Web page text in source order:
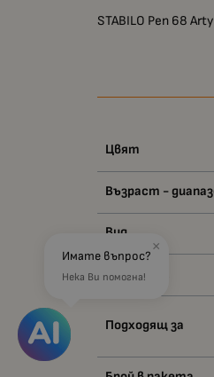
STABILO Pen 68
Цвят
Възраст -
Вид
Материал
Подходящ за
×
Имате въпрос?
Нека Ви помогна!